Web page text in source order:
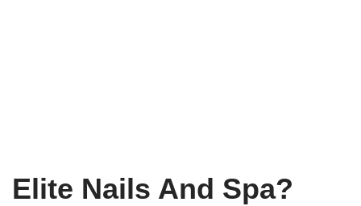
Elite Nails And Spa?